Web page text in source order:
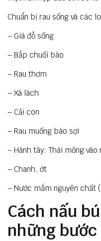
Chuẩn bị rau sống và các
– Giá đỗ sống
– Bắp chuối bào
– Rau thơm
– Xà lách
– Cải con
– Rau muống bào sợi
– Hành tây: Thái mỏng
– Chanh, ớt
– Nước mắm nguyên chất
Cách nấu
những